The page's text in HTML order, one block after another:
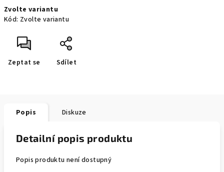
Zvolte variantu
Kód: Zvolte variantu
Zeptat se Sdílet
Popis Diskuze
Detailní popis produktu
Popis produktu není dostupný